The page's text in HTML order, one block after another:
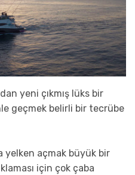
yeni çıkmış lüks bir
geçmek belirli bir tecrübe
yelken açmak büyük bir
için çok çaba